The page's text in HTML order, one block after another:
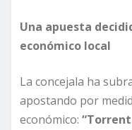
Una apuesta
económico local
La concejala ha
apostando por
económico: